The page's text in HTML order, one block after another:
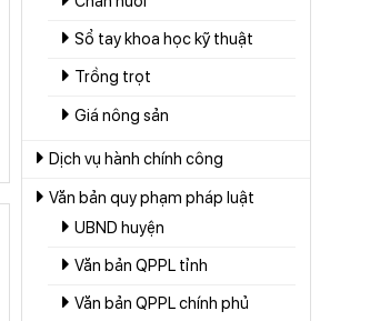
Sổ tay khoa học kỹ thuật
Trồng trọt
Giá nông sản
Dịch vụ hành chính công
Văn bản quy phạm pháp luật
UBND huyện
Văn bản QPPL tỉnh
Văn bản QPPL chính phủ